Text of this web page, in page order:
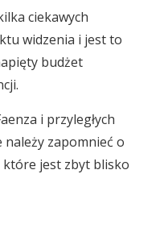
ciekawych
widzenia i jest to
budżet
i przyległych
należy zapomnieć o
jest zbyt blisko